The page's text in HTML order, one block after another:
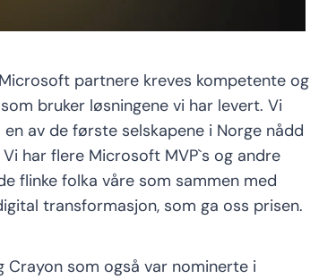
partnere kreves kompetente og
bruker løsningene vi har levert. Vi
av de første selskapene i Norge nådd
har flere Microsoft MVP`s og andre
flinke folka våre som sammen med
transformasjon, som ga oss prisen.
Crayon som også var nominerte i